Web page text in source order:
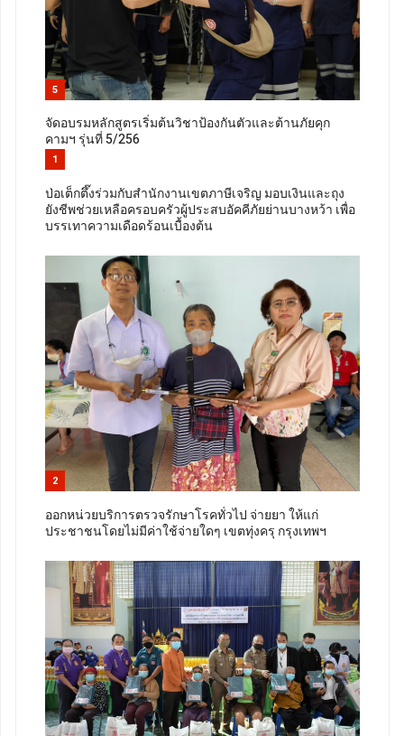
5
จัดอบรมหลักสูตรเริ่มต้นวิชาป้องกันตัวและต้านภัยคุก
คามฯ รุ่นที่ 5/256
1
ป่อเต็กตึ๊งร่วมกับสำนักงานเขตภาษีเจริญ มอบเงินและถุง
ยังชีพช่วยเหลือครอบครัวผู้ประสบอัคคีภัยย่านบางหว้า เพื่อ
บรรเทาความเดือดร้อนเบื้องต้น
2
ออกหน่วยบริการตรวจรักษาโรคทั่วไป จ่ายยา ให้แก่
ประชาชนโดยไม่มีค่าใช้จ่ายใดๆ เขตทุ่งครุ กรุงเทพฯ